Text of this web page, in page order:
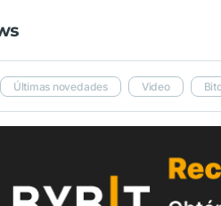
Últimas novedades Video